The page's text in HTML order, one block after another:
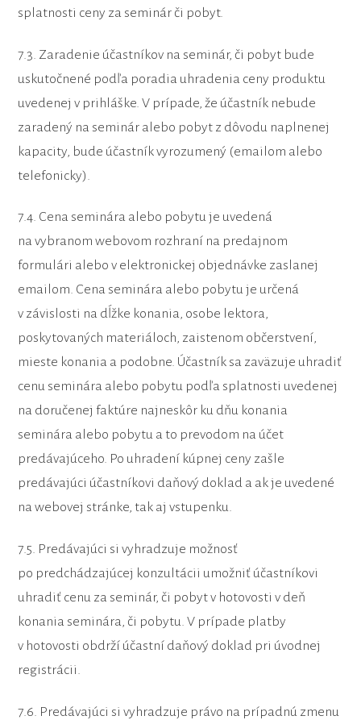
splatnosti ceny za seminár či pobyt.
7.3. Zaradenie účastníkov na seminár, či pobyt bude
uskutočnené podľa poradia uhradenia ceny produktu
uvedenej v prihláške. V prípade, že účastník nebude
zaradený na seminár alebo pobyt z dôvodu naplnenej
kapacity, bude účastník vyrozumený (emailom alebo
telefonicky).
7.4. Cena seminára alebo pobytu je uvedená
na vybranom webovom rozhraní na predajnom
formulári alebo v elektronickej objednávke zaslanej
emailom. Cena seminára alebo pobytu je určená
v závislosti na dĺžke konania, osobe lektora,
poskytovaných materiáloch, zaistenom občerstvení,
mieste konania a podobne. Účastník sa zaväzuje uhradiť
cenu seminára alebo pobytu podľa splatnosti uvedenej
na doručenej faktúre najneskôr ku dňu konania
seminára alebo pobytu a to prevodom na účet
predávajúceho. Po uhradení kúpnej ceny zašle
predávajúci účastníkovi daňový doklad a ak je uvedené
na webovej stránke, tak aj vstupenku.
7.5. Predávajúci si vyhradzuje možnosť
po predchádzajúcej konzultácii umožniť účastníkovi
uhradiť cenu za seminár, či pobyt v hotovosti v deň
konania seminára, či pobytu. V prípade platby
v hotovosti obdrží účastní daňový doklad pri úvodnej
registrácii.
7.6. Predávajúci si vyhradzuje právo na prípadnú zmenu